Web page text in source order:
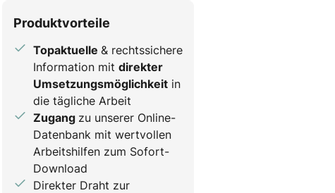
Produktvorteile
Topaktuelle & rechtssichere
Information mit direkter
Umsetzungsmöglichkeit in
die tägliche Arbeit
Zugang zu unserer Online-
Datenbank mit wertvollen
Arbeitshilfen zum Sofort-
Download
Direkter Draht zur